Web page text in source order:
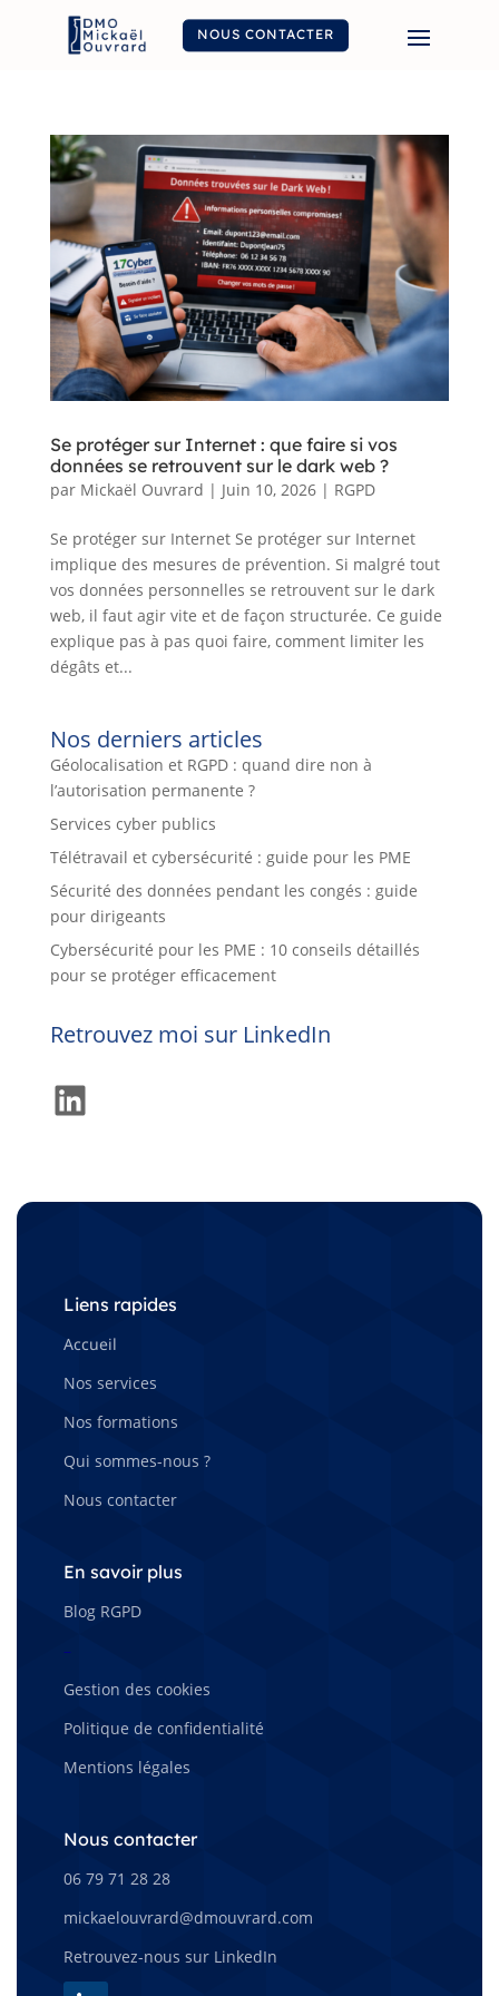
NOUS CONTACTER
Se protéger sur Internet : que faire si vos
données se retrouvent sur le dark web ?
par Mickaël Ouvrard | Juin 10, 2026| RGPD
Se protéger sur Internet Se protéger sur Internet
implique des mesures de prévention. Si malgré tout
vos données personnelles se retrouvent sur le dark
web, il faut agir vite et de façon structurée. Ce guide
explique pas à pas quoi faire, comment limiter les
dégâts et...
Nos derniers articles
Géolocalisation et RGPD : quand dire non à
l’autorisation permanente ?
Services cyber publics
Télétravail et cybersécurité : guide pour les PME
Sécurité des données pendant les congés : guide
pour dirigeants
Cybersécurité pour les PME : 10 conseils détaillés
pour se protéger efficacement
Retrouvez moi sur LinkedIn
LinkedIn
Liens rapides
Accueil
Nos services
Nos formations
Qui sommes-nous ?
Nous contacter
En savoir plus
Blog RGPD
–
Gestion des cookies
Politique de confidentialité
Mentions légales
Nous contacter
06 79 71 28 28
mickaelouvrard@dmouvrard.com
Retrouvez-nous sur LinkedIn